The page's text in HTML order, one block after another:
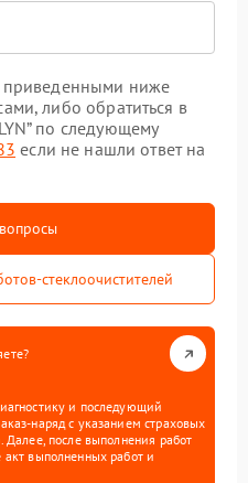
приведенными ниже
либо обратиться в
по следующему
если не нашли ответ на
стеклоочистителей
и последующий
наряд с указанием страховых
Далее, после выполнения работ
выполненных работ и